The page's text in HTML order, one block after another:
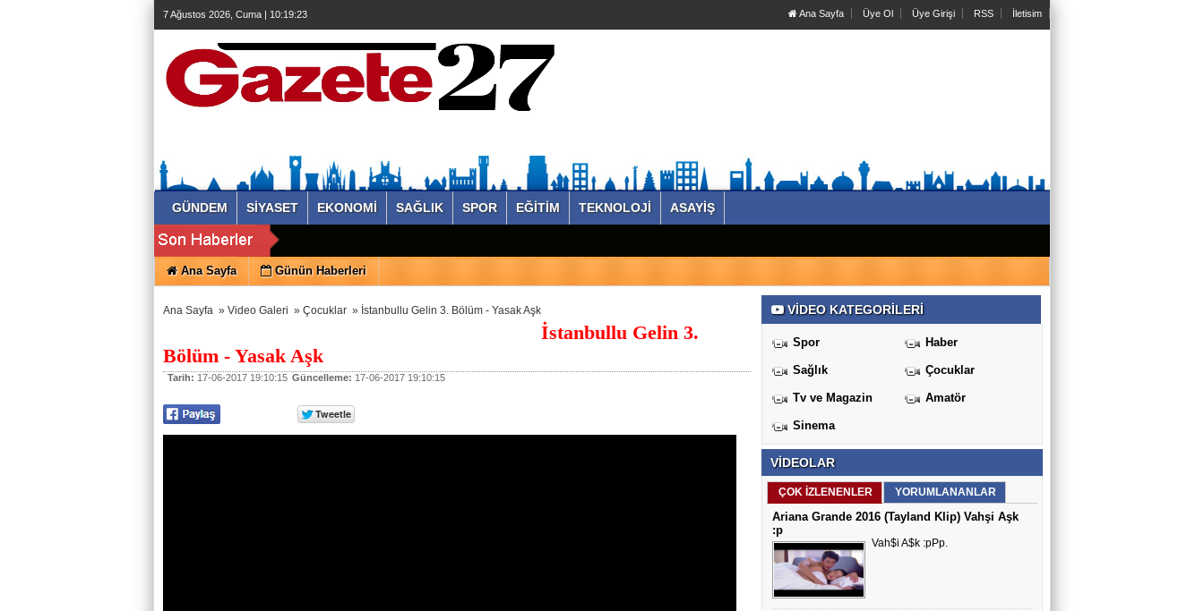
7 Ağustos 2026, Cuma | 10:19:23 Ana Sayfa Üye Ol Üye Girişi RSS İletisim
GÜNDEM SİYASET EKONOMİ SAĞLIK SPOR EĞİTİM TEKNOLOJİ ASAYİŞ
Ana Sayfa Günün Haberleri
Ana Sayfa » Video Galeri » Çocuklar » İstanbullu Gelin 3. Bölüm - Yasak Aşk
İstanbullu Gelin 3.
Bölüm - Yasak Aşk
Tarih: 17-06-2017 19:10:15 Güncelleme: 17-06-2017 19:10:15
VİDEO KATEGORİLERİ
Spor Haber
Sağlık Çocuklar
Tv ve Magazin Amatör
Sinema
VİDEOLAR
ÇOK İZLENENLER YORUMLANANLAR
Ariana Grande 2016 (Tayland Klip) Vahşi Aşk
:p
Vah$i A$k :pPp.